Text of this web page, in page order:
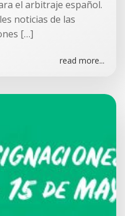
el arbitraje español.
noticias de las
[…]
read more...